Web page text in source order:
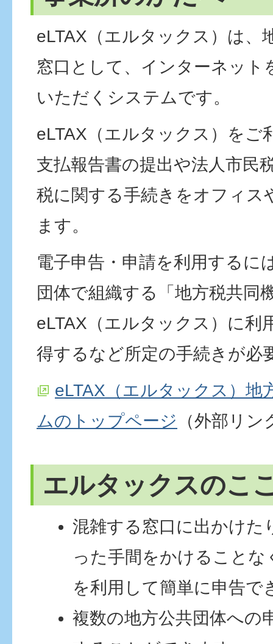
eLTAX（エルタックス）は、
窓口として、インターネット
いただくシステムです。
eLTAX（エルタックス）をご
支払報告書の提出や法人市民
税に関する手続きをオフィス
ます。
電子申告・申請を利用するに
団体で組織する「地方税共同
eLTAX（エルタックス）に利
得するなど所定の手続きが必
eLTAX（エルタックス）地
ムのトップページ （外部リン
エルタックスのこ
混雑する窓口に出かけた
った手間をかけること
を利用して簡単に申告で
複数の地方公共団体への